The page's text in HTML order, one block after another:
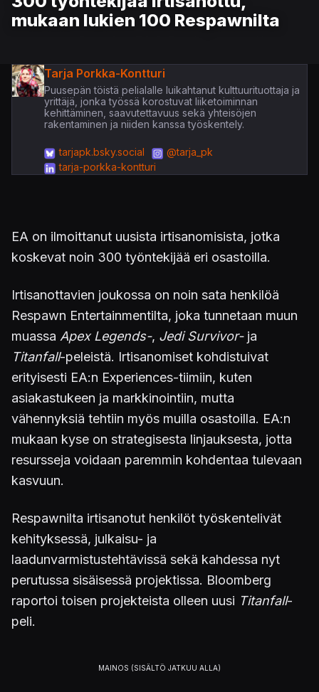
mukaan lukien 100 Respawnilta
Tarja Porkka-Kontturi
Puusepän töistä pelialalle luikahtanut kulttuurituottaja ja
yrittäjä, jonka työssä korostuvat liiketoiminnan
kehittäminen, saavutettavuus sekä yhteisöjen
rakentaminen ja niiden kanssa työskentely.
tarjapk.bsky.social
@tarja_pk
tarja-porkka-kontturi
EA on ilmoittanut uusista irtisanomisista, jotka
koskevat noin 300 työntekijää eri osastoilla.
Irtisanottavien joukossa on noin sata henkilöä
Respawn Entertainmentilta, joka tunnetaan muun
muassa Apex Legends-, Jedi Survivor-ja
Titanfall-peleistä. Irtisanomiset kohdistuivat
erityisesti EA:n Experiences-tiimiin, kuten
asiakastukeen ja markkinointiin, mutta
vähennyksiä tehtiin myös muilla osastoilla. EA:n
mukaan kyse on strategisesta linjauksesta, jotta
resursseja voidaan paremmin kohdentaa tulevaan
kasvuun.
Respawnilta irtisanotut henkilöt työskentelivät
kehityksessä, julkaisu- ja
laadunvarmistustehtävissä sekä kahdessa nyt
perutussa sisäisessä projektissa. Bloomberg
raportoi toisen projekteista olleen uusi Titanfall-
peli.